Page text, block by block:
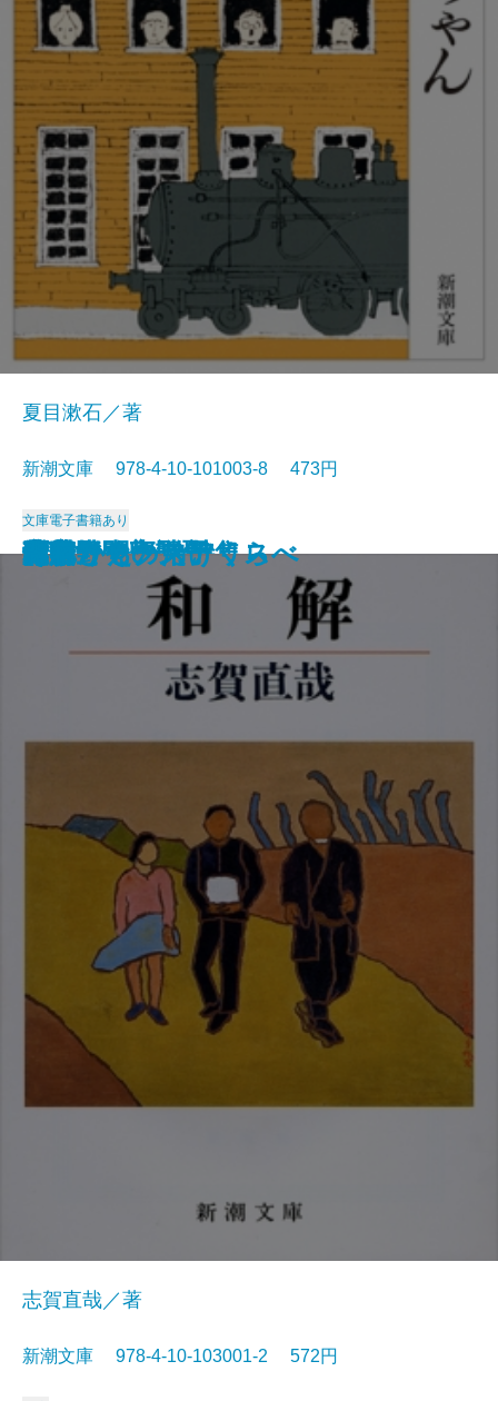
猟銃・闘牛
ヴェルレーヌ詩集
草枕
斜陽
高村光太郎詩集
歌行燈・高野聖
土
真実一路
老妓抄
坊っちゃん
夏目漱石／著
新潮文庫 978-4-10-101003-8 473円
文庫電子書籍あり
和解
志賀直哉／著
新潮文庫 978-4-10-103001-2 572円
ヰタ・セクスアリス
出家とその弟子
にごりえ・たけくらべ
武蔵野
白痴
青年
雁
それから
門